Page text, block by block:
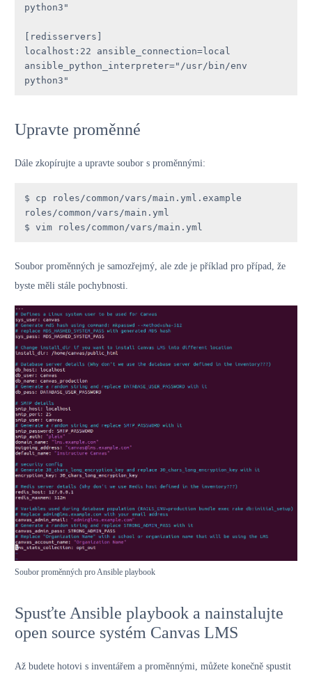
python3"
[redisservers]
localhost:22 ansible_connection=local
ansible_python_interpreter="/usr/bin/env
python3"
Upravte proměnné
Dále zkopírujte a upravte soubor s proměnnými:
$ cp roles/common/vars/main.yml.example
roles/common/vars/main.yml
$ vim roles/common/vars/main.yml
Soubor proměnných je samozřejmý, ale zde je příklad pro případ, že
byste měli stále pochybnosti.
Soubor proměnných pro Ansible playbook
Spusťte Ansible playbook a nainstalujte
open source systém Canvas LMS
Až budete hotovi s inventářem a proměnnými, můžete konečně spustit